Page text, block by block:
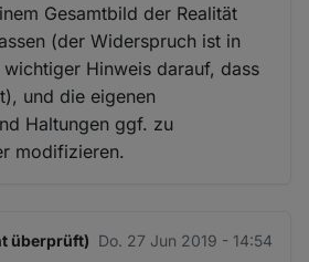
Gesamtbild der Realität
(der Widerspruch ist in
wichtiger Hinweis darauf, dass
und die eigenen
Haltungen ggf. zu
modifizieren.
überprüft) Do. 27 Jun 2019 - 14:54